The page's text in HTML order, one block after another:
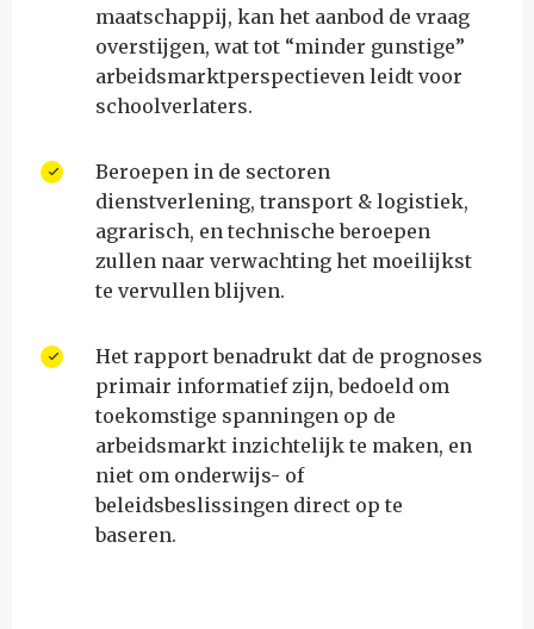
maatschappij, kan het aanbod de vraag
overstijgen, wat tot “minder gunstige”
arbeidsmarktperspectieven leidt voor
schoolverlaters.
Beroepen in de sectoren
dienstverlening, transport & logistiek,
agrarisch, en technische beroepen
zullen naar verwachting het moeilijkst
te vervullen blijven.
Het rapport benadrukt dat de prognoses
primair informatief zijn, bedoeld om
toekomstige spanningen op de
arbeidsmarkt inzichtelijk te maken, en
niet om onderwijs- of
beleidsbeslissingen direct op te
baseren.